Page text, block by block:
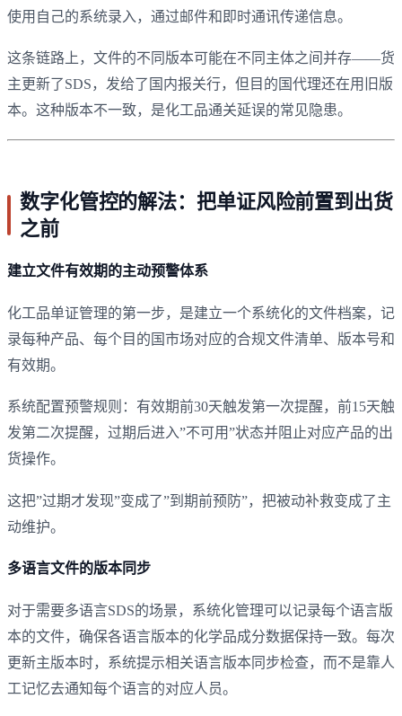
使用自己的系统录入，通过邮件和即时通讯传递信息。
这条链路上，文件的不同版本可能在不同主体之间并存——货
主更新了SDS，发给了国内报关行，但目的国代理还在用旧版
本。这种版本不一致，是化工品通关延误的常见隐患。
数字化管控的解法：把单证风险前置到出货
之前
建立文件有效期的主动预警体系
化工品单证管理的第一步，是建立一个系统化的文件档案，记
录每种产品、每个目的国市场对应的合规文件清单、版本号和
有效期。
系统配置预警规则：有效期前30天触发第一次提醒，前15天触
发第二次提醒，过期后进入”不可用”状态并阻止对应产品的出
货操作。
这把”过期才发现”变成了”到期前预防”，把被动补救变成了主
动维护。
多语言文件的版本同步
对于需要多语言SDS的场景，系统化管理可以记录每个语言版
本的文件，确保各语言版本的化学品成分数据保持一致。每次
更新主版本时，系统提示相关语言版本同步检查，而不是靠人
工记忆去通知每个语言的对应人员。